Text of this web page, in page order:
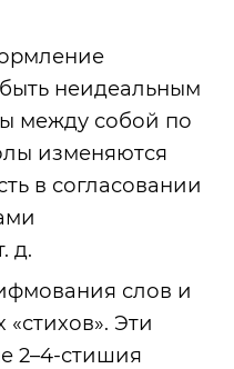
неидеальным
между собой по
изменяются
в согласовании
д.
слов и
Эти
2–4-стишия